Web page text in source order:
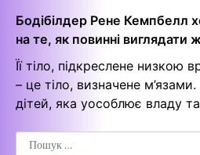
Бодібілдер Рене Кемпбелл
на те, як повинні виглядати
Її тіло, підкреслене низкою
– це тіло, визначене
дітей, яка уособлює владу
Пошук: